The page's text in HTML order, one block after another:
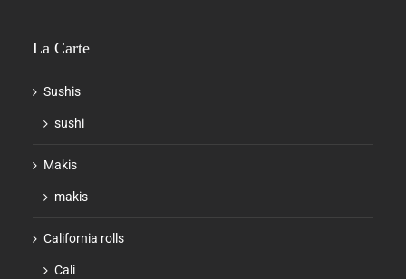
La Carte
Sushis
sushi
Makis
makis
California rolls
Cali